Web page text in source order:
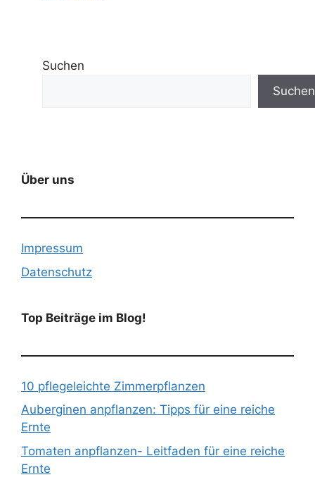
Suchen
Suchen
Über uns
Impressum
Datenschutz
Top Beiträge im Blog!
10 pflegeleichte Zimmerpflanzen
Auberginen anpflanzen: Tipps für eine reiche
Ernte
Tomaten anpflanzen- Leitfaden für eine reiche
Ernte